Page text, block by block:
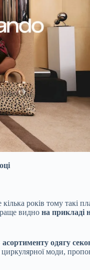
років тому такі
видно на прикладі
асортименту одягу
моди,